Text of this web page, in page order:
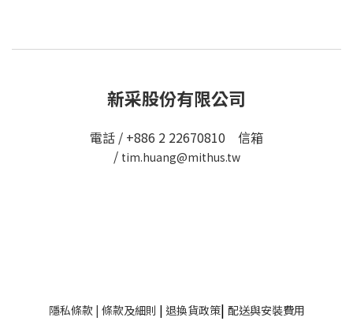
新采股份有限公司
電話 / +886 2 22670810 信箱
/ tim.huang@mithus.tw
隱私條款| 條款及細則 | 退換貨政策| 配送與安裝費用